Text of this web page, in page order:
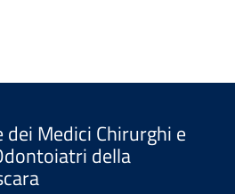
dei Medici Chirurghi e
della